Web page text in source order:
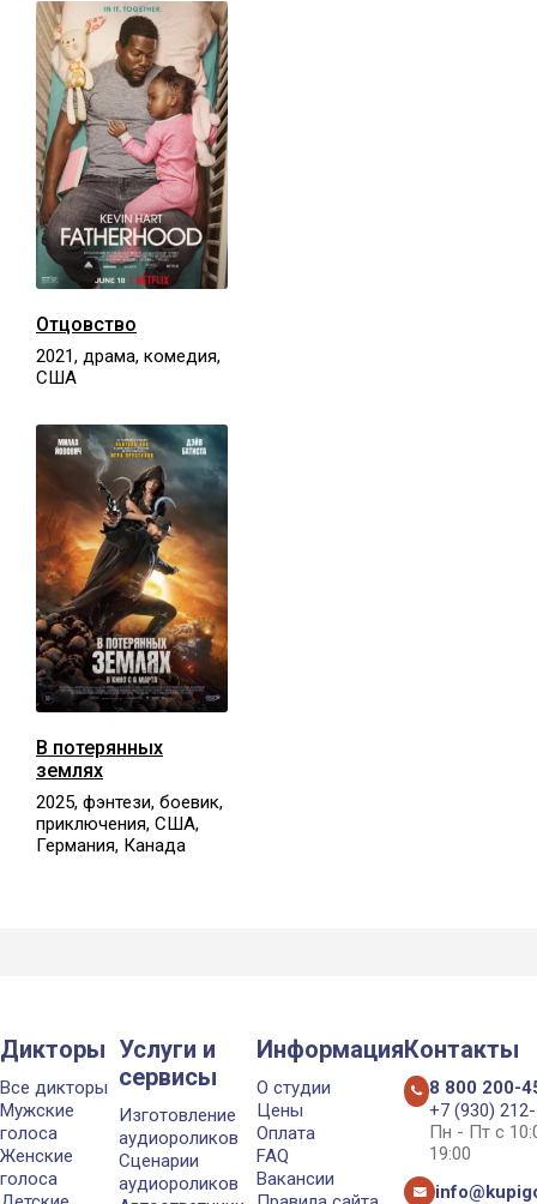
Отцовство
2021, драма, комедия,
США
В потерянных
землях
2025, фэнтези, боевик,
приключения, США,
Германия, Канада
Дикторы
Все дикторы
Мужские
голоса
Женские
голоса
Услуги и
сервисы
Изготовление
аудиороликов
Сценарии
аудиороликов
Информация
О студии
Цены
Оплата
FAQ
Вакансии
Контакты
8 800 200-
+7 (930)
Пн - Пт с
19:00